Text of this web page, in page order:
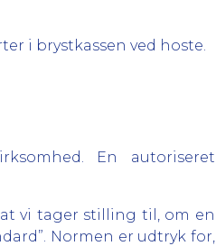
i brystkassen ved hoste.
En autoriseret
vi tager stilling til, om en
Normen er udtryk for,